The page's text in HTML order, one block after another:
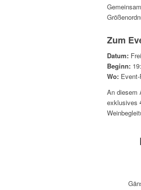
Zum
Datum:
Beginn:
Wo:
An diesem
exklusives